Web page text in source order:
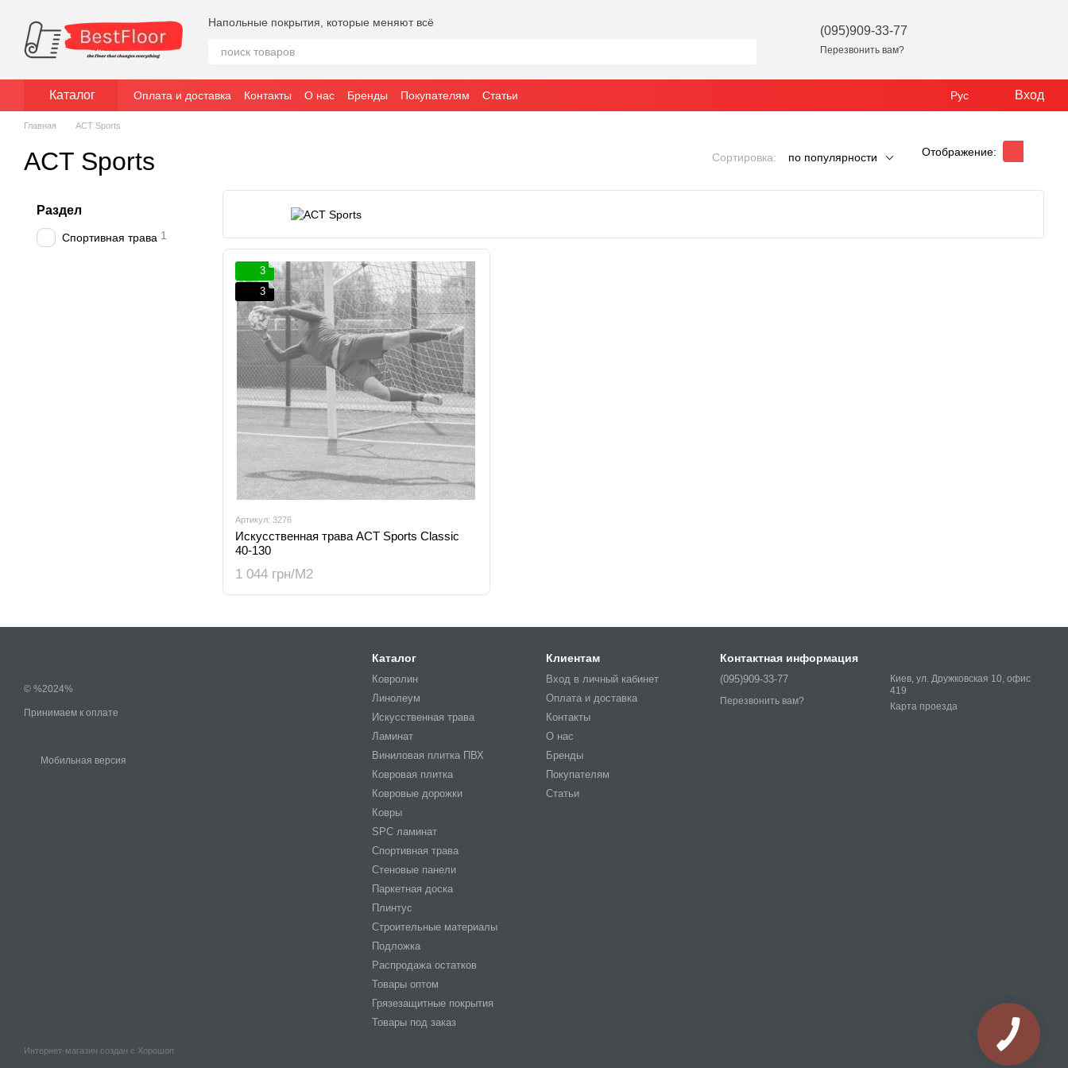
Напольные покрытия, которые меняют всё
(095)909-33-77
Перезвонить вам?
Каталог Оплата и доставка Контакты О нас Бренды Покупателям Статьи Рус Вход
Главная ACT Sports
ACT Sports Сортировка: по популярности Отображение:
3
3
Артикул: 3276
Искусственная трава ACT Sports Classic
40-130
1 044 грн/М2
Раздел
Спортивная трава 1
© %2024%
Принимаем к оплате
Мобильная версия
Интернет-магазин создан с Хорошоп
Каталог
Ковролин
Линолеум
Искусственная трава
Ламинат
Виниловая плитка ПВХ
Ковровая плитка
Ковровые дорожки
Ковры
SPC ламинат
Спортивная трава
Стеновые панели
Паркетная доска
Плинтус
Строительные материалы
Подложка
Распродажа остатков
Товары оптом
Грязезащитные покрытия
Товары под заказ
Клиентам
Вход в личный кабинет
Оплата и доставка
Контакты
О нас
Бренды
Покупателям
Статьи
Контактная информация
(095)909-33-77
Перезвонить вам?
Киев, ул. Дружковская 10, офис
419
Карта проезда